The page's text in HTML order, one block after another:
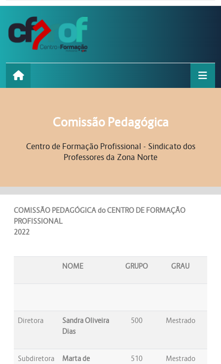
Ir para o conteúdo principal
Comissão Pedagógica
Centro de Formação Profissional - Sindicato dos
Professores da Zona Norte
COMISSÃO PEDAGÓGICA do CENTRO DE FORMAÇÃO
PROFISSIONAL
2022
NOME GRUPO GRAU
Diretora
Sandra Oliveira
Dias
500 Mestrado
Subdiretora
Marta de
510 Mestrado